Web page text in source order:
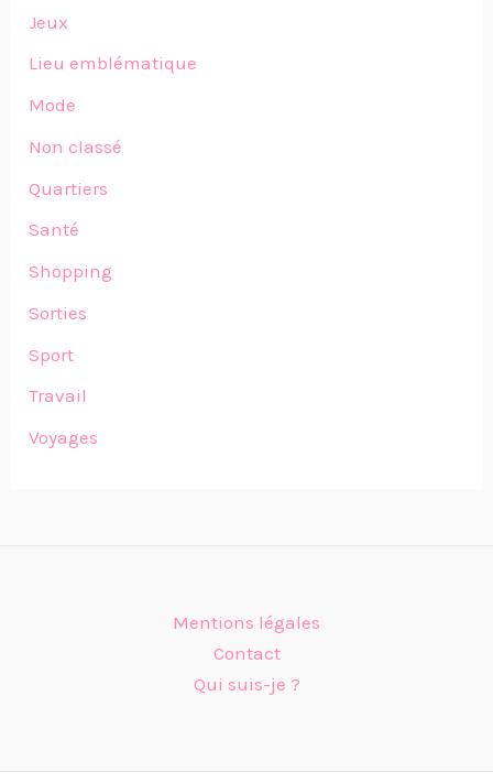
Jeux
Lieu emblématique
Mode
Non classé
Quartiers
Santé
Shopping
Sorties
Sport
Travail
Voyages
Mentions légales
Contact
Qui suis-je ?